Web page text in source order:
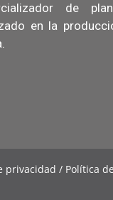
de
en la
privacidad / Política